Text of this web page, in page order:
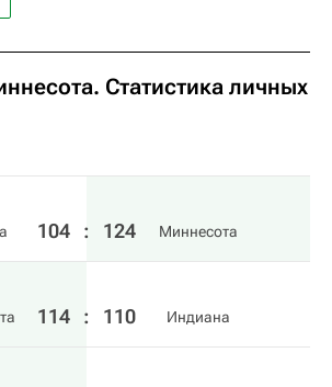
Статистика личных
104 : 124 Миннесота
114 : 110 Индиана